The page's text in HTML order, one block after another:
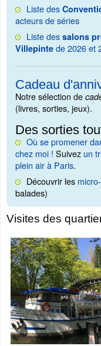
Liste des
acteurs de séries
Liste des salons
Villepinte de 2026 et
Cadeau
Notre sélection de
(livres, sorties, jeux).
Des sorties
Où se promener
chez moi ! Suivez un
plein air à Paris.
Découvrir les
balades)
Visites des